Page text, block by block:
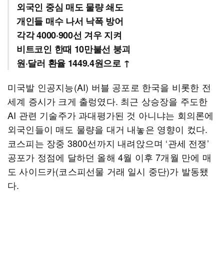
외국인 중심 매도 물량 쇄도
개인들 매수 나서 낙폭 방어
각각 4000·900선 겨우 지켜
비트코인 한때 10만불선 붕괴
원·달러 환율 1449.4원으로 ↑
미국발 인공지능(AI) 버블 공포로 한국을 비롯한 전
세계 증시가 크게 출렁였다. 최근 상승장을 주도한
AI 관련 기술주가 과대평가된 것 아니냐는 회의론에
외국인들이 매도 물량을 대거 내놓은 영향이 컸다.
코스피는 장중 3800선까지 내려앉으며 ‘관세 전쟁’
공포가 정점에 달하던 올해 4월 이후 7개월 만에 매
도 사이드카(코스피선물 거래 일시 중단)가 발동됐
다.